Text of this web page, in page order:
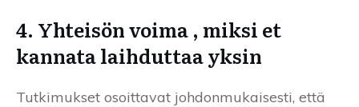
4. Yhteisön voima , miksi et
kannata laihduttaa yksin
Tutkimukset osoittavat johdonmukaisesti, että